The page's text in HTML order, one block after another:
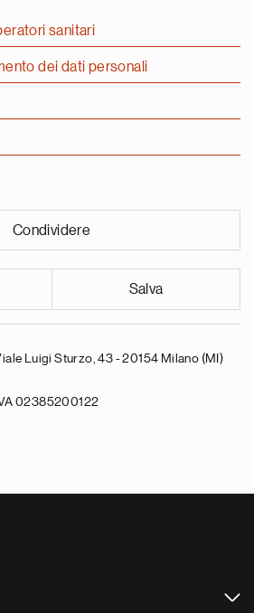
sanitari
dei dati personali
Condividere
Salva
Luigi Sturzo, 43 - 20154 Milano (MI)
02385200122